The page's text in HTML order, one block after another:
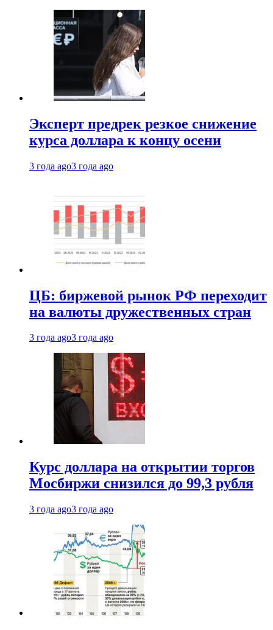
Эксперт предрек резкое снижение
курса доллара к концу осени
3 года ago3 года ago
ЦБ: биржевой рынок РФ переходит
на валюты дружественных стран
3 года ago3 года ago
Курс доллара на открытии торгов
Мосбиржи снизился до 99,3 рубля
3 года ago3 года ago